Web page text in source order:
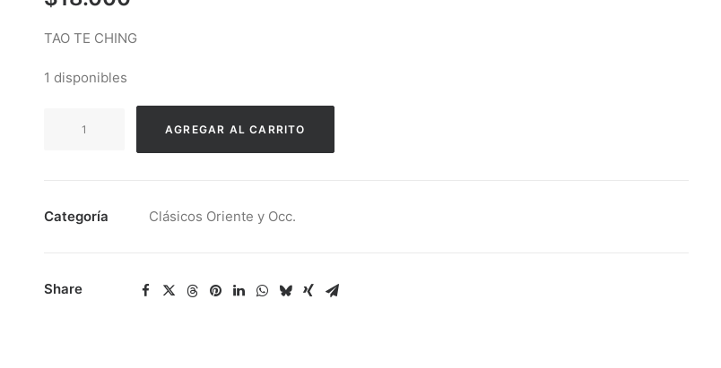
TAO TE CHING
1 disponibles
Te
AGREGAR AL CARRITO
Categoría Clásicos Oriente y Occ.
Share